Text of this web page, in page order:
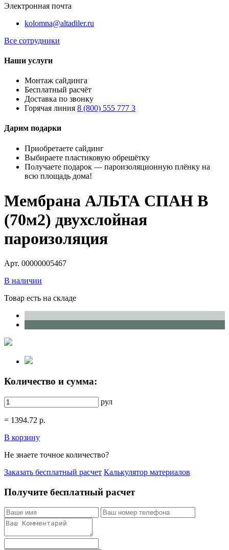
Электронная почта
kolomna@altadiler.ru
Все сотрудники
Наши услуги
Монтаж сайдинга
Бесплатный расчёт
Доставка по звонку
Горячая линия 8 (800) 555 777 3
Дарим подарки
Приобретаете сайдинг
Выбираете пластиковую обрешётку
Получаете подарок — пароизоляционную плёнку на
всю площадь дома!
Мембрана АЛЬТА СПАН В
(70м2) двухслойная
пароизоляция
Арт. 00000005467
В наличии
Товар есть на складе
Количество и сумма:
рул
= 1394.72 р.
В корзину
Не знаете точное количество?
Заказать бесплатный расчет Калькулятор материалов
Получите бесплатный расчет